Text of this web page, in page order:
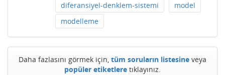
diferansiyel-denklem-sistemi
model
modelleme
Daha fazlasını görmek için, tüm soruların listesine veya
popüler etiketlere tıklayınız.